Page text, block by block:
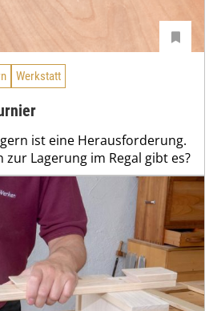
Werkstatt
ist eine Herausforderung.
Lagerung im Regal gibt es?